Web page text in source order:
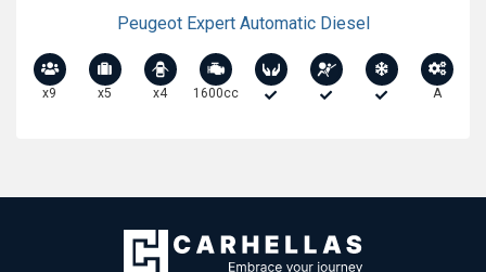
Peugeot Expert Automatic Diesel
x9 x5 x4 1600cc A